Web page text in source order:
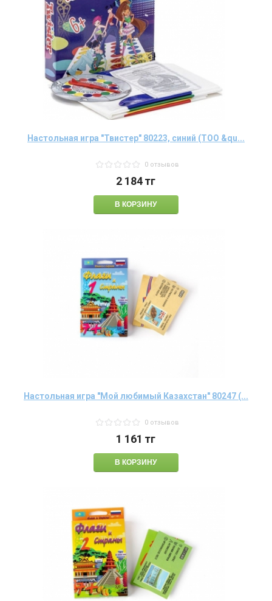
Настольная игра "Твистер" 80223, синий (ТОО &qu...
0 отзывов
2 184тг
Настольная игра "Мой любимый Казахстан" 80247 (...
0 отзывов
1 161 тг